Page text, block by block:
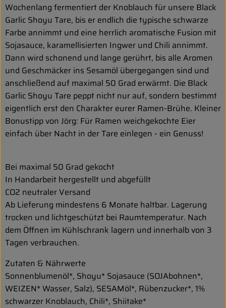
Wochenlang fermentiert der Knoblauch für unsere Black
Garlic Shoyu Tare, bis er endlich die typische schwarze
Farbe annimmt und eine herrlich aromatische Fusion mit
Sojasauce, karamellisierten Ingwer und Chili annimmt.
Dann wird schonend und lange gerührt, bis alle Aromen
und Geschmäcker ins Sesamöl übergegangen sind und
anschließend auf maximal 50 Grad erwärmt. Die Black
Garlic Shoyu Tare peppt nicht nur auf, sondern bestimmt
eigentlich erst den Charakter eurer Ramen-Brühe. Kleiner
Bonustipp von Jörg: Für Ramen weichgekochte Eier
einfach über Nacht in der Tare einlegen - ein Genuss!
Bei maximal 50 Grad gekocht
In Handarbeit hergestellt und abgefüllt
CO2 neutraler Versand
Ab Lieferung mindestens 6 Monate haltbar. Lagerung
trocken und lichtgeschützt bei Raumtemperatur. Nach
dem Öffnen im Kühlschrank lagern und innerhalb von 3
Tagen verbrauchen.
Zutaten & Nährwerte
Sonnenblumenöl*, Shoyu* Sojasauce (SOJAbohnen*,
WEIZEN* Wasser, Salz), SESAMöl*, Rübenzucker*, 1%
schwarzer Knoblauch, Chili*, Shiitake*